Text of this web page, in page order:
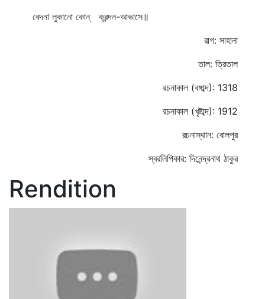
বেদনা লুকানো কোন্‌ ক্রন্দন-আভাসে॥
রাগ: সাহানা
তাল: ত্রিতাল
রচনাকাল (বঙ্গাব্দ): 1318
রচনাকাল (খৃষ্টাব্দ): 1912
রচনাস্থান: বোলপুর
স্বরলিপিকার: দিনেন্দ্রনাথ ঠাকুর
Rendition